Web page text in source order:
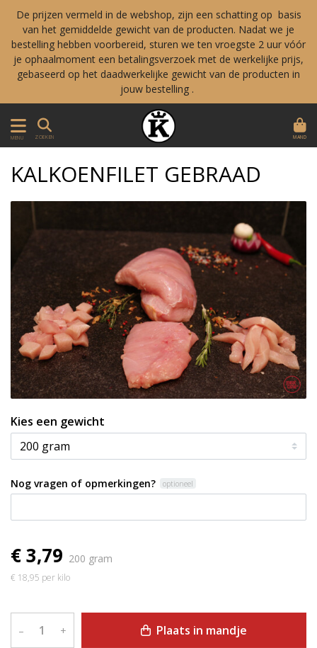
De prijzen vermeld in de webshop, zijn een schatting op basis
van het gemiddelde gewicht van de producten. Nadat we je
bestelling hebben voorbereid, sturen we ten vroegste 2 uur vóór
je ophaalmoment een betalingsverzoek met de werkelijke prijs,
gebaseerd op het daadwerkelijke gewicht van de producten in
jouw bestelling .
MENU ZOEKEN MAND
KALKOENFILET GEBRAAD
Kies een gewicht
Nog vragen of opmerkingen? optioneel
€ 3,79 200 gram
€ 18,95 per kilo
– + Plaats in mandje